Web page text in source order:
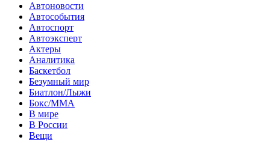
Автоновости
Автособытия
Автоспорт
Автоэксперт
Актеры
Аналитика
Баскетбол
Безумный мир
Биатлон/Лыжи
Бокс/MMA
В мире
В России
Вещи